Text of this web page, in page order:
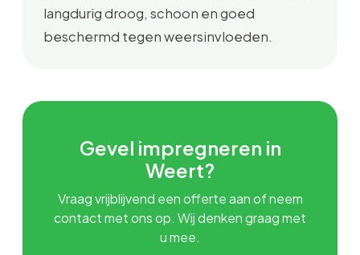
langdurig droog, schoon en goed
beschermd tegen weersinvloeden.
Gevel impregneren in
Weert?
Vraag vrijblijvend een offerte aan of neem
contact met ons op. Wij denken graag met
u mee.